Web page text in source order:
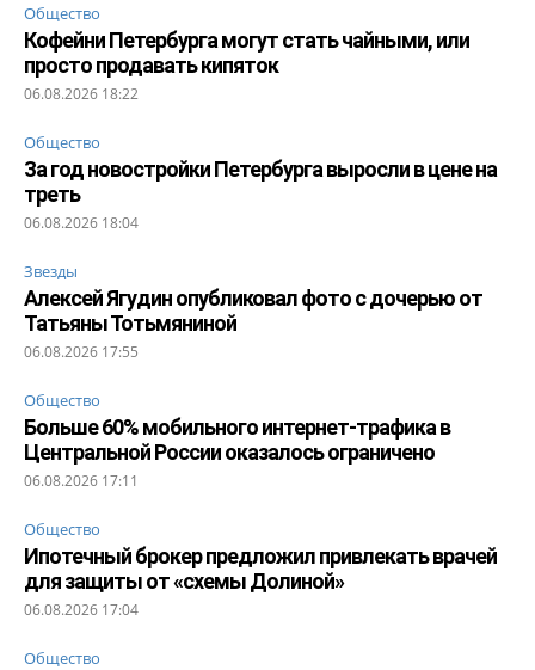
Общество
Кофейни Петербурга могут стать чайными, или
просто продавать кипяток
06.08.2026 18:22
Общество
За год новостройки Петербурга выросли в цене на
треть
06.08.2026 18:04
Звезды
Алексей Ягудин опубликовал фото с дочерью от
Татьяны Тотьмяниной
06.08.2026 17:55
Общество
Больше 60% мобильного интернет-трафика в
Центральной России оказалось ограничено
06.08.2026 17:11
Общество
Ипотечный брокер предложил привлекать врачей
для защиты от «схемы Долиной»
06.08.2026 17:04
Общество